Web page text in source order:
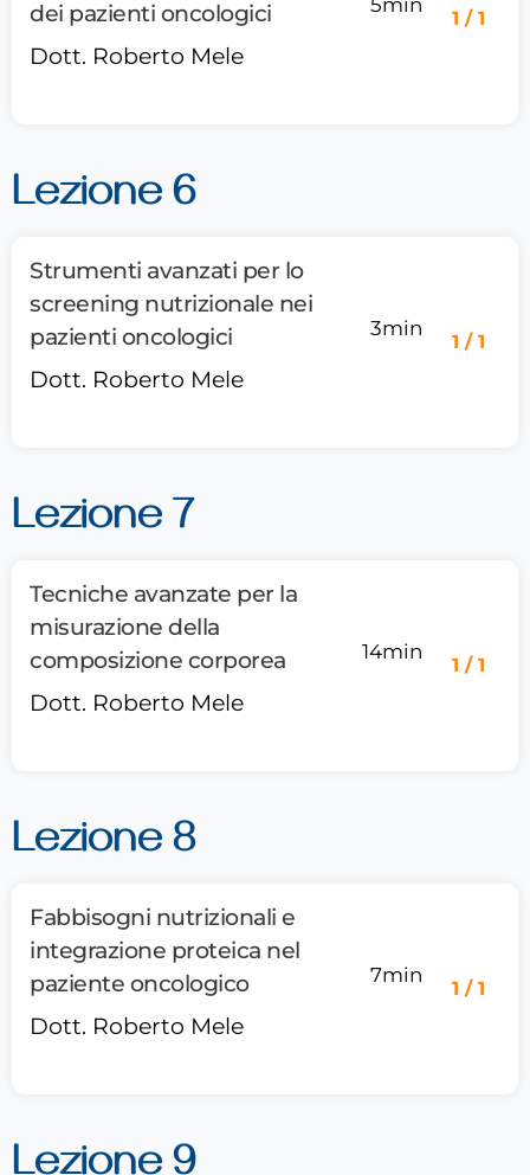
1 / 1
dei pazienti oncologici
Dott. Roberto Mele
Lezione 6
1 / 1
3min
Strumenti avanzati per lo
screening nutrizionale nei
pazienti oncologici
Dott. Roberto Mele
Lezione 7
1 / 1
14min
Tecniche avanzate per la
misurazione della
composizione corporea
Dott. Roberto Mele
Lezione 8
1 / 1
7min
Fabbisogni nutrizionali e
integrazione proteica nel
paziente oncologico
Dott. Roberto Mele